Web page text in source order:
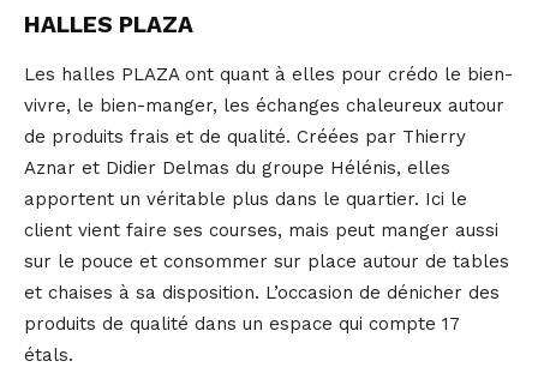
HALLES PLAZA
Les halles PLAZA ont quant à elles pour crédo le bien-
vivre, le bien-manger, les échanges chaleureux autour
de produits frais et de qualité. Créées par Thierry
Aznar et Didier Delmas du groupe Hélénis, elles
apportent un véritable plus dans le quartier. Ici le
client vient faire ses courses, mais peut manger aussi
sur le pouce et consommer sur place autour de tables
et chaises à sa disposition. L’occasion de dénicher des
produits de qualité dans un espace qui compte 17
étals.